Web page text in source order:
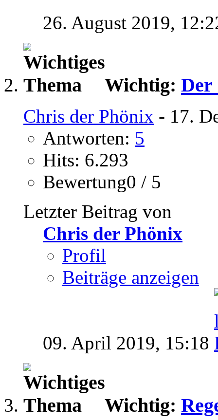
26. August 2019,
Wichtig:
Chris der Phönix - 17.
Antworten: 5
Hits: 6.293
Bewertung0 / 5
Letzter Beitrag von
Chris der Phönix
Profil
Beiträge anzeigen
09. April 2019, 15:18
Wichtig: